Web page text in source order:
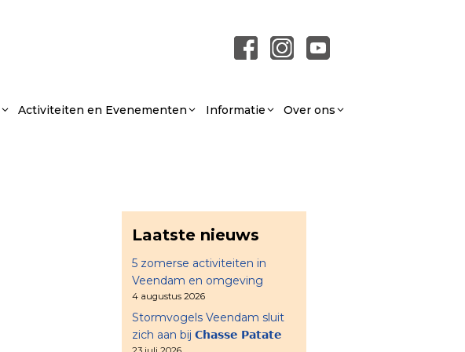
Activiteiten en Evenementen Informatie Over ons
Laatste nieuws
5 zomerse activiteiten in
Veendam en omgeving
4 augustus 2026
Stormvogels Veendam sluit
zich aan bij 𝗖𝗵𝗮𝘀𝘀𝗲 𝗣𝗮𝘁𝗮𝘁𝗲